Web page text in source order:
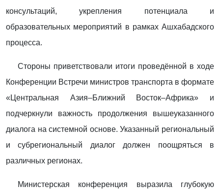
консультаций, укрепления потенциала и
образовательных мероприятий в рамках Ашхабадского
процесса.
Стороны приветствовали итоги проведённой в ходе
Конференции Встречи министров транспорта в формате
«Центральная Азия–Ближний Восток–Африка» и
подчеркнули важность продолжения вышеуказанного
диалога на системной основе. Указанный региональный
и субрегиональный диалог должен поощряться в
различных регионах.
Министерская конференция выразила глубокую